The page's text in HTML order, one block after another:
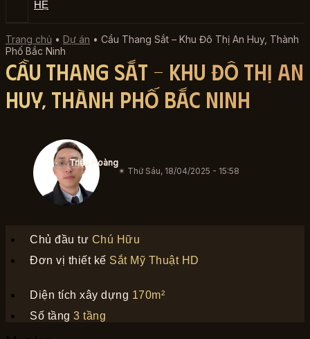
HỆ
Trang chủ • Dự án • Cầu Thang Sắt – Khu Đô Thị An Huy, Thành
Phố Bắc Ninh
Cầu Thang Sắt – Khu Đô Thị An
Huy, Thành Phố Bắc Ninh
Triệu Hoàng
✴︎ Thứ Sáu, 18/04/2025 - 15:58
Chủ đầu tư Chú Hữu
Đơn vị thiết kế Sắt Mỹ Thuật HD
Diện tích xây dựng 170m²
Số tầng 3 tầng